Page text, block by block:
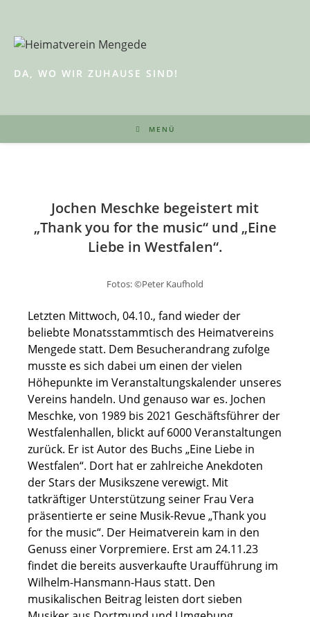
springen
DA, WO WIR ZUHAUSE SIND!
MENÜ
Jochen Meschke begeistert mit
„Thank you for the music“ und „Eine
Liebe in Westfalen“.
Fotos: ©Peter Kaufhold
Letzten Mittwoch, 04.10., fand wieder der
beliebte Monatsstammtisch des Heimatvereins
Mengede statt. Dem Besucherandrang zufolge
musste es sich dabei um einen der vielen
Höhepunkte im Veranstaltungskalender unseres
Vereins handeln. Und genauso war es. Jochen
Meschke, von 1989 bis 2021 Geschäftsführer der
Westfalenhallen, blickt auf 6000 Veranstaltungen
zurück. Er ist Autor des Buchs „Eine Liebe in
Westfalen“. Dort hat er zahlreiche Anekdoten
der Stars der Musikszene verewigt. Mit
tatkräftiger Unterstützung seiner Frau Vera
präsentierte er seine Musik-Revue „Thank you
for the music“. Der Heimatverein kam in den
Genuss einer Vorpremiere. Erst am 24.11.23
findet die bereits ausverkaufte Uraufführung im
Wilhelm-Hansmann-Haus statt. Den
musikalischen Beitrag leisten dort sieben